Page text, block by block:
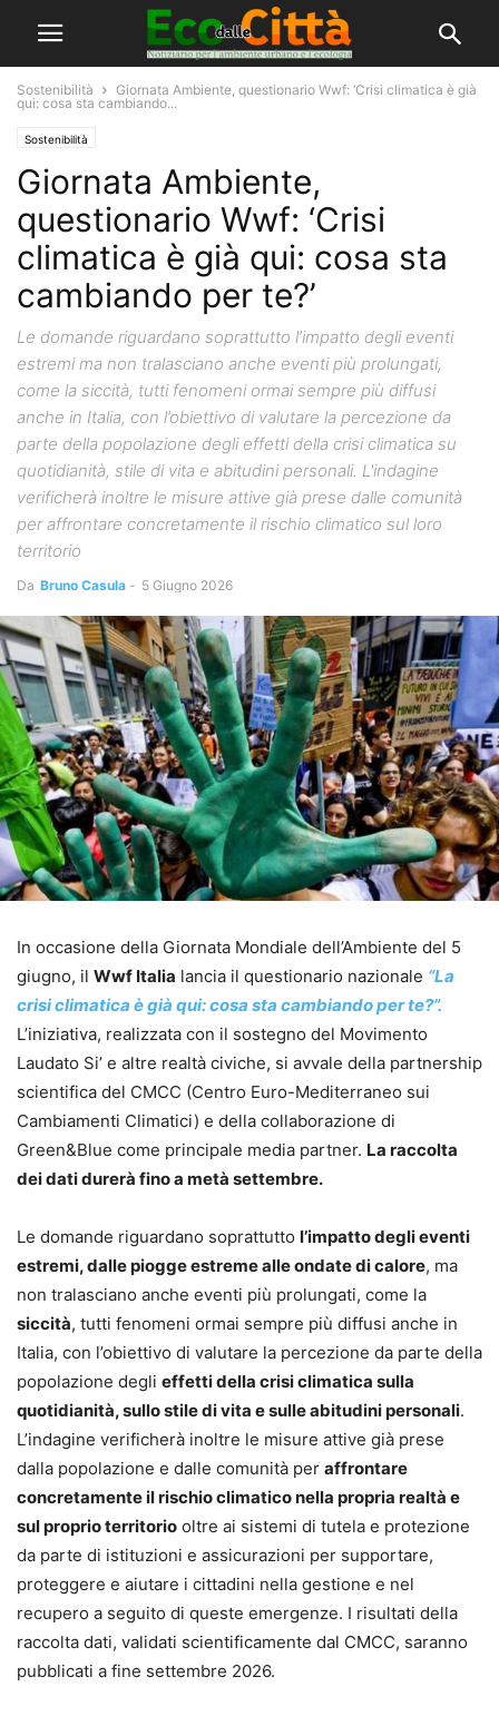
Sostenibilità
Giornata Ambiente, questionario Wwf: ‘Crisi climatica è già
qui: cosa sta cambiando...
Sostenibilità
Giornata Ambiente,
questionario Wwf: ‘Crisi
climatica è già qui: cosa sta
cambiando per te?’
Le domande riguardano soprattutto l’impatto degli eventi
estremi ma non tralasciano anche eventi più prolungati,
come la siccità, tutti fenomeni ormai sempre più diffusi
anche in Italia, con l’obiettivo di valutare la percezione da
parte della popolazione degli effetti della crisi climatica su
quotidianità, stile di vita e abitudini personali. L'indagine
verificherà inoltre le misure attive già prese dalle comunità
per affrontare concretamente il rischio climatico sul loro
territorio
Da Bruno Casula - 5 Giugno 2026
In occasione della Giornata Mondiale dell’Ambiente del 5
giugno, il Wwf Italia lancia il questionario nazionale “La
crisi climatica è già qui: cosa sta cambiando per te?”.
L’iniziativa, realizzata con il sostegno del Movimento
Laudato Si’ e altre realtà civiche, si avvale della partnership
scientifica del CMCC (Centro Euro-Mediterraneo sui
Cambiamenti Climatici) e della collaborazione di
Green&Blue come principale media partner. La raccolta
dei dati durerà fino a metà settembre.
Le domande riguardano soprattutto l’impatto degli eventi
estremi, dalle piogge estreme alle ondate di calore, ma
non tralasciano anche eventi più prolungati, come la
siccità, tutti fenomeni ormai sempre più diffusi anche in
Italia, con l’obiettivo di valutare la percezione da parte della
popolazione degli effetti della crisi climatica sulla
quotidianità, sullo stile di vita e sulle abitudini personali.
L’indagine verificherà inoltre le misure attive già prese
dalla popolazione e dalle comunità per affrontare
concretamente il rischio climatico nella propria realtà e
sul proprio territorio oltre ai sistemi di tutela e protezione
da parte di istituzioni e assicurazioni per supportare,
proteggere e aiutare i cittadini nella gestione e nel
recupero a seguito di queste emergenze. I risultati della
raccolta dati, validati scientificamente dal CMCC, saranno
pubblicati a fine settembre 2026.